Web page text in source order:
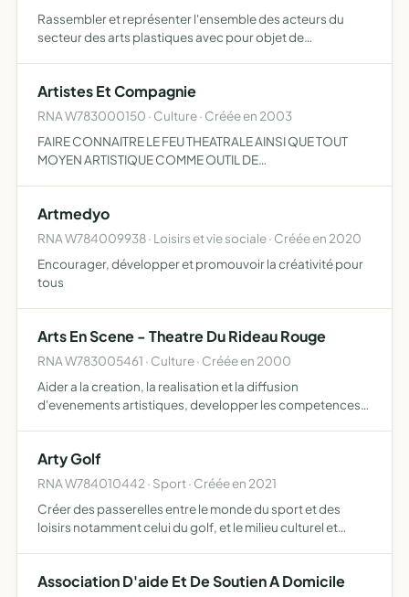
Rassembler et représenter l'ensemble des acteurs du
secteur des arts plastiques avec pour objet de
but es…
Artistes Et Compagnie
RNA W783000150 · Culture · Créée en 2003
FAIRE CONNAITRE LE FEU THEATRALE AINSI QUE TOUT
MOYEN ARTISTIQUE COMME OUTIL DE
Artmedyo
RNA W784009938 · Loisirs et vie sociale · Créée en 2020
Encourager, développer et promouvoir la créativité pour
tous
Arts En Scene - Theatre Du Rideau Rouge
RNA W783005461 · Culture · Créée en 2000
Aider a la creation, la realisation et la diffusion
d'evenements artistiques, developper les competences
Arty Golf
RNA W784010442 · Sport · Créée en 2021
Créer des passerelles entre le monde du sport et des
loisirs notamment celui du golf, et le milieu culturel et
Association D'aide Et De Soutien A Domicile